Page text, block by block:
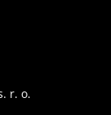
r. o.